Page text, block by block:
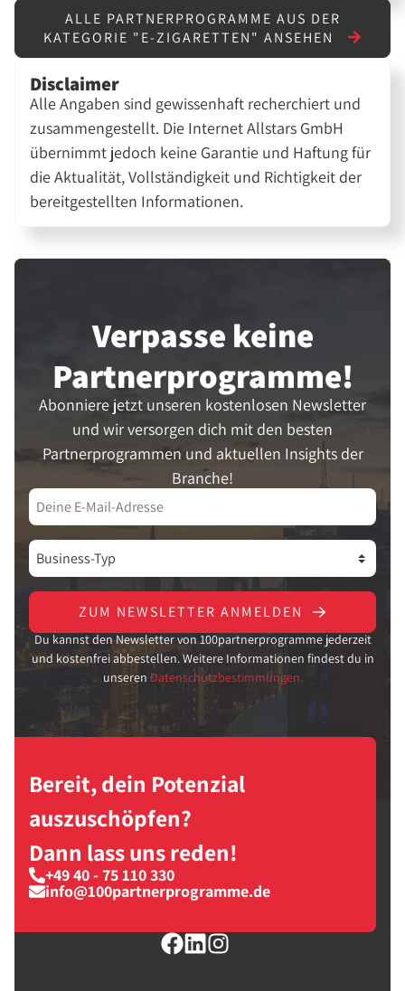
ALLE PARTNERPROGRAMME AUS DER
KATEGORIE "E-ZIGARETTEN" ANSEHEN
Disclaimer
Alle Angaben sind gewissenhaft recherchiert und
zusammengestellt. Die Internet Allstars GmbH
übernimmt jedoch keine Garantie und Haftung für
die Aktualität, Vollständigkeit und Richtigkeit der
bereitgestellten Informationen.
Verpasse keine
Partner­programme!
Abonniere jetzt unseren kostenlosen Newsletter
und wir versorgen dich mit den besten
Partnerprogrammen und aktuellen Insights der
Branche!
ZUM NEWSLETTER ANMELDEN
Du kannst den Newsletter von 100partnerprogramme jederzeit
und kostenfrei abbestellen. Weitere Informationen findest du in
unseren Datenschutzbestimmungen.
Bereit, dein Potenzial
auszuschöpfen?
Dann lass uns reden!
+49 40 - 75 110 330
info@100partnerprogramme.de